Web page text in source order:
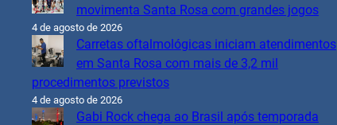
movimenta Santa Rosa com grandes jogos
4 de agosto de 2026
Carretas oftalmológicas iniciam atendimentos
em Santa Rosa com mais de 3,2 mil
procedimentos previstos
4 de agosto de 2026
Gabi Rock chega ao Brasil após temporada